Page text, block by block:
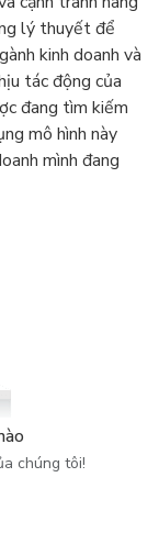
lý thuyết để
kinh doanh và
tác động của
đang tìm kiếm
mô hình này
mình đang
chúng tôi!